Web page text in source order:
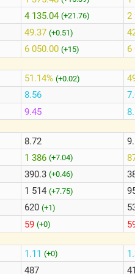
4 135.04 (+21.76)
49.37 (+0.51)
6 050.00 (+15)
51.14%(+0.02)
8.56
9.45
8.72
1 386(+7.04)
390.3(+0.46)
1 514(+7.75)
620(+1)
59(+0)
1.11(+0)
487
2
6